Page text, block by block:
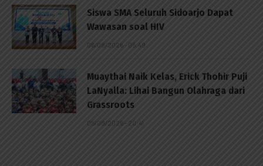
Siswa SMA Seluruh Sidoarjo Dapat
Wawasan soal HIV
06/08/2026 - 05:49
Muaythai Naik Kelas, Erick Thohir Puji
LaNyalla: Lihai Bangun Olahraga dari
Grassroots
05/08/2026 - 20:41